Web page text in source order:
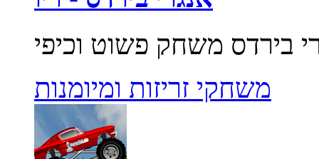
משחקי זריזות ומיומנות